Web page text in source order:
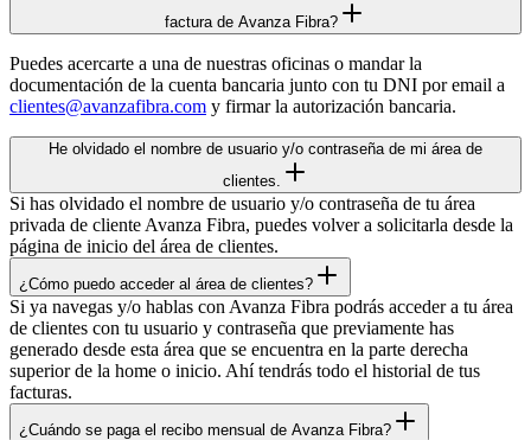
factura de Avanza Fibra?
Puedes acercarte a una de nuestras oficinas o mandar la
documentación de la cuenta bancaria junto con tu DNI por email a
clientes@avanzafibra.com y firmar la autorización bancaria.
He olvidado el nombre de usuario y/o contraseña de mi área de
clientes.
Si has olvidado el nombre de usuario y/o contraseña de tu área
privada de cliente Avanza Fibra, puedes volver a solicitarla desde la
página de inicio del área de clientes.
¿Cómo puedo acceder al área de clientes?
Si ya navegas y/o hablas con Avanza Fibra podrás acceder a tu área
de clientes con tu usuario y contraseña que previamente has
generado desde esta área que se encuentra en la parte derecha
superior de la home o inicio. Ahí tendrás todo el historial de tus
facturas.
¿Cuándo se paga el recibo mensual de Avanza Fibra?